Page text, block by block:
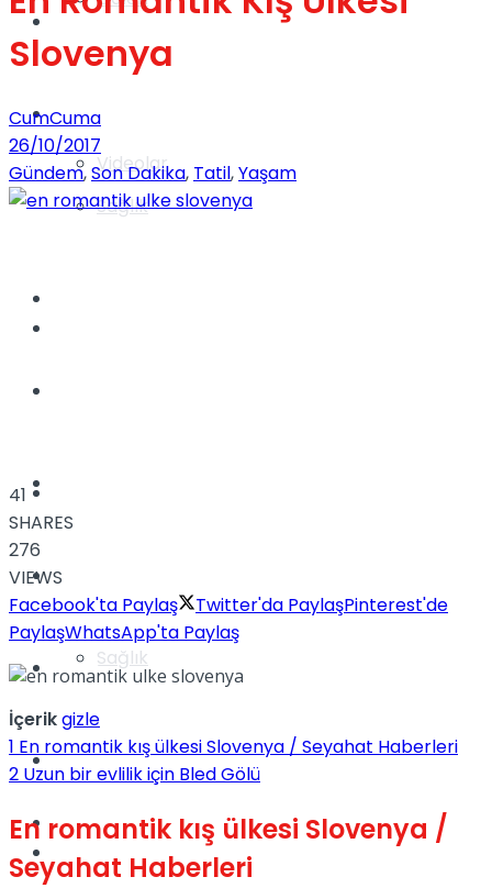
Videolar
Sağlık
TV
Gündem
Yaşam
Sağlık
Türkiye
Müzik
Sinema
Tatil
Slovenya
CumCuma
26/10/2017
Gündem,Son Dakika, Tatil,Yaşam
41
SHARES
276
VIEWS
Facebook'ta Paylaş
Twitter'da PaylaşPinterest'de
PaylaşWhatsApp'ta Paylaş
İçerikgizle
1 En romantik kış ülkesi Slovenya / Seyahat Haberleri
2 Uzun bir evlilik için Bled Gölü
En romantik kış ülkesi Slovenya /
Seyahat Haberleri